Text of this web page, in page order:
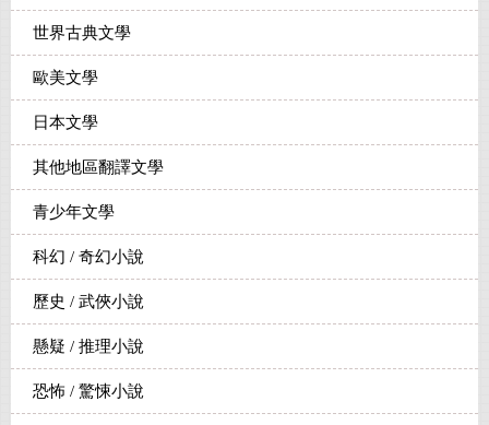
世界古典文學
歐美文學
日本文學
其他地區翻譯文學
青少年文學
科幻 / 奇幻小說
歷史 / 武俠小說
懸疑 / 推理小說
恐怖 / 驚悚小說